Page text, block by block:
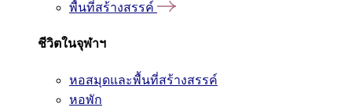
พื้นที่สร้างสรรค์
ชีวิตในจุฬาฯ
หอสมุดและพื้นที่สร้างสรรค์
หอพัก